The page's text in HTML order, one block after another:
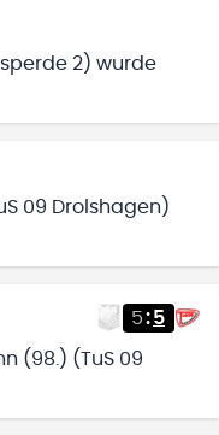
2) wurde
09 Drolshagen)
5:5
(98.) (TuS 09